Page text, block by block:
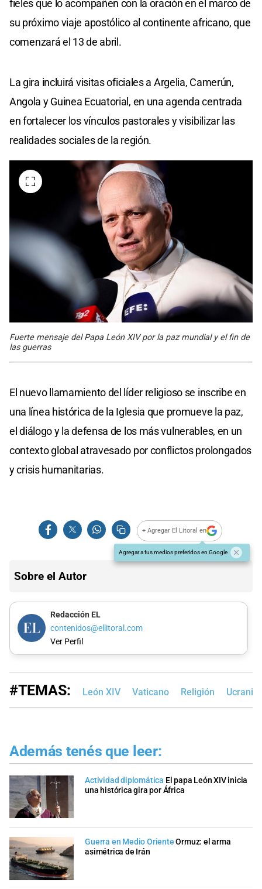
fieles que lo acompañen con la oración en el marco de
su próximo viaje apostólico al continente africano, que
comenzará el 13 de abril.
La gira incluirá visitas oficiales a Argelia, Camerún,
Angola y Guinea Ecuatorial, en una agenda centrada
en fortalecer los vínculos pastorales y visibilizar las
realidades sociales de la región.
Fuerte mensaje del Papa León XIV por la paz mundial y el fin de
las guerras
El nuevo llamamiento del líder religioso se inscribe en
una línea histórica de la Iglesia que promueve la paz,
el diálogo y la defensa de los más vulnerables, en un
contexto global atravesado por conflictos prolongados
y crisis humanitarias.
+ Agregar El Litoral en
Agregar a tus medios preferidos en Google
Sobre el Autor
Redacción EL
contenidos@ellitoral.com
Ver Perfil
#TEMAS: León XIV Vaticano Religión Ucrania
Además tenés que leer:
Actividad diplomática El papa León XIV inicia
una histórica gira por África
Guerra en Medio Oriente Ormuz: el arma
asimétrica de Irán